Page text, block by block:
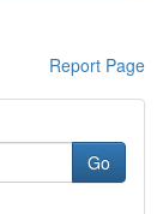
Report Page
Go